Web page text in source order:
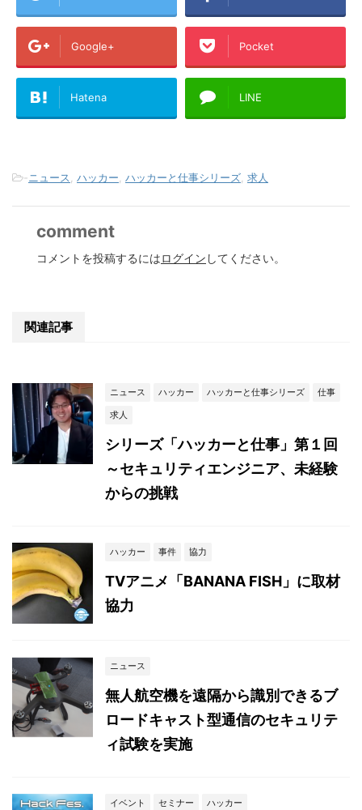
Google+ Pocket
Hatena LINE
-ニュース, ハッカー, ハッカーと仕事シリーズ, 求人
comment
コメントを投稿するにはログイン してください。
関連記事
ニュース ハッカー ハッカーと仕事シリーズ
仕事
求人
シリーズ「ハッカーと仕事」第１回
～セキュリティエンジニア、未経験
からの挑戦
ハッカー 事件 協力
TVアニメ「BANANA FISH」に取材
協力
ニュース
無人航空機を遠隔から識別できるブ
ロードキャスト型通信のセキュリテ
ィ試験を実施
イベント セミナー ハッカー